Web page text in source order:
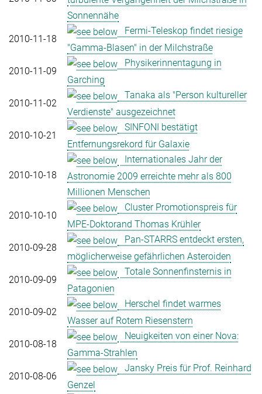
Sonnennähe
2010-11-18
Fermi-Teleskop findet riesige
"Gamma-Blasen" in der Milchstraße
2010-11-09
Physikerinnentagung in
Garching
2010-11-02
Tanaka als "Person kultureller
Verdienste" ausgezeichnet
2010-10-21
SINFONI bestätigt
Entfernungsrekord für Galaxie
2010-10-18
Internationales Jahr der
Astronomie 2009 erreichte mehr als 800
Millionen Menschen
2010-10-10
Cluster Promotionspreis für
MPE-Doktorand Thomas Krühler
2010-09-28
Pan-STARRS entdeckt ersten,
möglicherweise gefährlichen Asteroiden
2010-09-09
Totale Sonnenfinsternis in
Patagonien
2010-09-02
Herschel findet warmes
Wasser auf Rotem Riesenstern
2010-08-18
Neuigkeiten von einer Nova:
Gamma-Strahlen
2010-08-06
Jansky Preis für Prof. Reinhard
Genzel